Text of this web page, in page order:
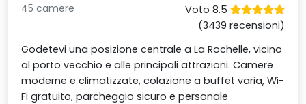
45 camere
Voto 8.5
(3439 recensioni)
Godetevi una posizione centrale a La Rochelle, vicino
al porto vecchio e alle principali attrazioni. Camere
moderne e climatizzate, colazione a buffet varia, Wi-
Fi gratuito, parcheggio sicuro e personale